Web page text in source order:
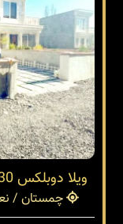
ویلا دوبلکس 130متر در شمال چمستان نعمت آباد
چمستان /